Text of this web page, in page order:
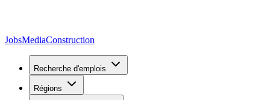
JobsMediaConstruction
Recherche d'emplois
Régions